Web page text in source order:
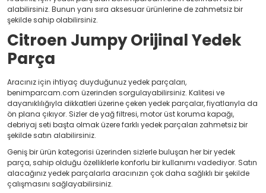
alabilirsiniz. Bunun yanı sıra aksesuar ürünlerine de zahmetsiz bir
şekilde sahip olabilirsiniz.
Citroen Jumpy Orijinal Yedek
Parça
Aracınız için ihtiyaç duyduğunuz yedek parçaları,
benimparcam.com üzerinden sorgulayabilirsiniz. Kalitesi ve
dayanıklılığıyla dikkatleri üzerine çeken yedek parçalar, fiyatlarıyla da
ön plana çıkıyor. Sizler de yağ filtresi, motor üst koruma kapağı,
debriyaj seti başta olmak üzere farklı yedek parçaları zahmetsiz bir
şekilde satın alabilirsiniz.
Geniş bir ürün kategorisi üzerinden sizlerle buluşan her bir yedek
parça, sahip olduğu özelliklerle konforlu bir kullanımı vadediyor. Satın
alacağınız yedek parçalarla aracınızın çok daha sağlıklı bir şekilde
çalışmasını sağlayabilirsiniz.